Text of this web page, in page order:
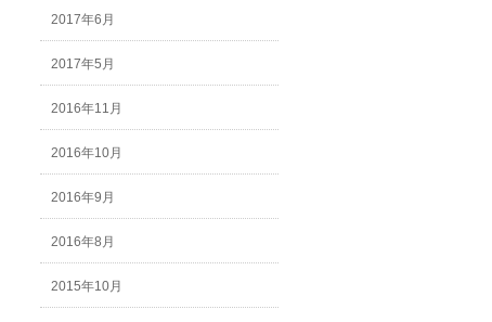
2017年6月
2017年5月
2016年11月
2016年10月
2016年9月
2016年8月
2015年10月